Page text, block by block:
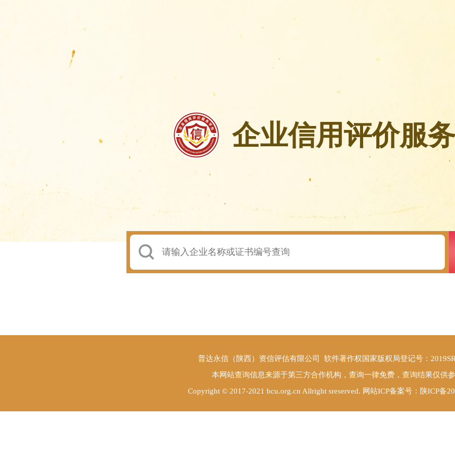
企业信用评价服
普达永信（陕西）资信评估有限公司 软件著作权国家版权局登记号：
本网站查询信息来源于第三方合作机构，查询一律免费，查询结果仅供
Copyright © 2017-2021 bcu.org.cn Allright sreserved. 网站ICP备案号： 陕ICP备